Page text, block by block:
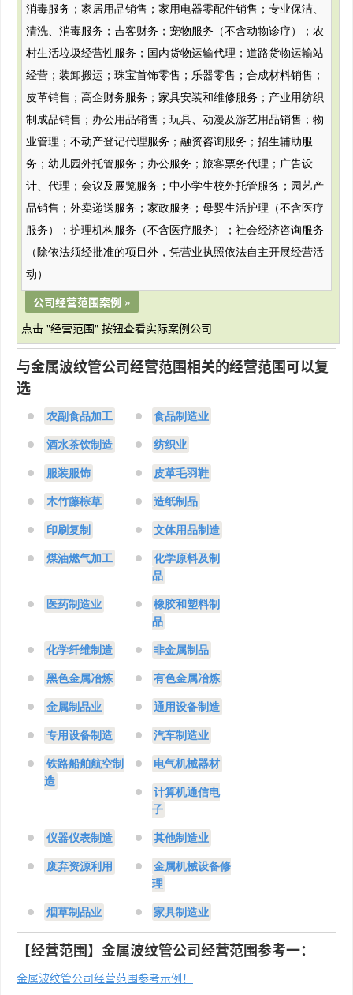
消毒服务；家居用品销售；家用电器零配件销售；专业保洁、
清洗、消毒服务；吉客财务；宠物服务（不含动物诊疗）；农
村生活垃圾经营性服务；国内货物运输代理；道路货物运输站
经营；装卸搬运；珠宝首饰零售；乐器零售；合成材料销售；
皮革销售；高企财务服务；家具安装和维修服务；产业用纺织
制成品销售；办公用品销售；玩具、动漫及游艺用品销售；物
业管理；不动产登记代理服务；融资咨询服务；招生辅助服
务；幼儿园外托管服务；办公服务；旅客票务代理；广告设
计、代理；会议及展览服务；中小学生校外托管服务；园艺产
品销售；外卖递送服务；家政服务；母婴生活护理（不含医疗
服务）；护理机构服务（不含医疗服务）；社会经济咨询服务
（除依法须经批准的项目外，凭营业执照依法自主开展经营活
动）
公司经营范围案例 »
点击 "经营范围" 按钮查看实际案例公司
与金属波纹管公司经营范围相关的经营范围可以复
选
农副食品加工 食品制造业
酒水茶饮制造 纺织业
服装服饰 皮革毛羽鞋
木竹藤棕草 造纸制品
印刷复制 文体用品制造
煤油燃气加工
化学原料及制
品
医药制造业
橡胶和塑料制
品
化学纤维制造 非金属制品
黑色金属冶炼 有色金属冶炼
金属制品业 通用设备制造
专用设备制造 汽车制造业
铁路船舶航空制
造
电气机械器材
计算机通信电
子
仪器仪表制造 其他制造业
废弃资源利用
金属机械设备修
理
烟草制品业 家具制造业
【经营范围】金属波纹管公司经营范围参考一：
金属波纹管公司经营范围参考示例！